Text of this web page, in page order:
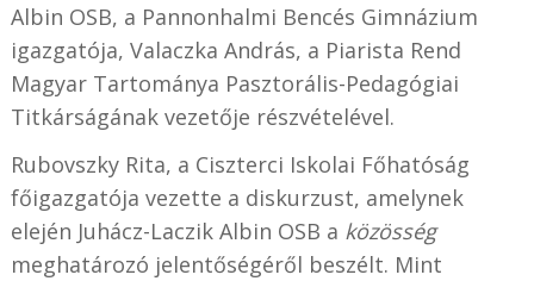
Albin OSB, a Pannonhalmi Bencés Gimnázium
igazgatója, Valaczka András, a Piarista Rend
Magyar Tartománya Pasztorális-Pedagógiai
Titkárságának vezetője részvételével.
Rubovszky Rita, a Ciszterci Iskolai Főhatóság
főigazgatója vezette a diskurzust, amelynek
elején Juhácz-Laczik Albin OSB a közösség
meghatározó jelentőségéről beszélt. Mint